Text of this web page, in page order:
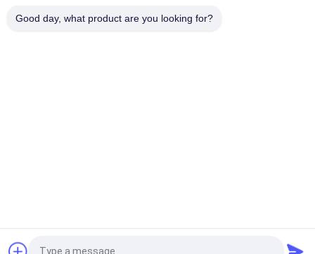
D'injecteur Denso
Good day, what product are you looking for?